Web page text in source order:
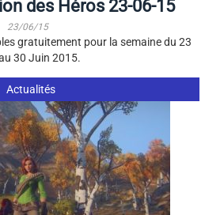
des Héros 23-06-15
23/06/15
gratuitement pour la semaine du 23
30 Juin 2015.
Actualités